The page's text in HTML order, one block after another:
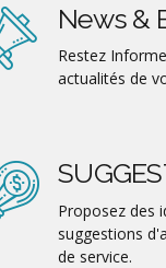
News &
Restez
actualités de
Proposez des
suggestions
de service.